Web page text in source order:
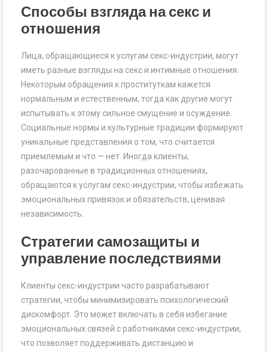
Способы взгляда на секс и
отношения
Лица, обращающиеся к услугам секс-индустрии, могут
иметь разные взгляды на секс и интимные отношения.
Некоторым обращения к проституткам кажется
нормальным и естественным, тогда как другие могут
испытывать к этому сильное смущение и осуждение.
Социальные нормы и культурные традиции формируют
уникальные представления о том, что считается
приемлемым и что — нет. Иногда клиенты,
разочарованные в традиционных отношениях,
обращаются к услугам секс-индустрии, чтобы избежать
эмоциональных привязок и обязательств, ценивая
независимость.
Стратегии самозащиты и
управление последствиями
Клиенты секс-индустрии часто разрабатывают
стратегии, чтобы минимизировать психологический
дискомфорт. Это может включать в себя избегание
эмоциональных связей с работниками секс-индустрии,
что позволяет поддерживать дистанцию и